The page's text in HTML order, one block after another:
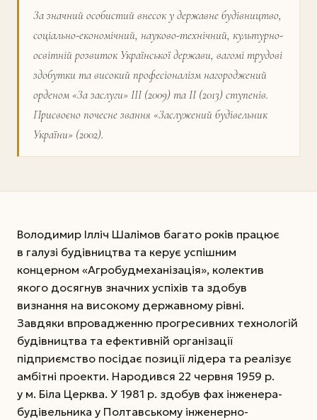
За значний особистий внесок у державне будівництво,
соціально-економічний, науково-технічний, культурно-
освітній розвиток Української держави, вагомі трудові
здобутки та високий професіоналізм нагороджений
орденом «За заслуги» ІІІ (2009) та ІІ (2013) ступенів.
Присвоєно почесне звання «Заслужений будівельник
України» (2002).
Володимир Ілліч Шалімов багато років працює
в галузі будівництва та керує успішним
концерном «Агробудмеханізація», колектив
якого досягнув значних успіхів та здобув
визнання на високому державному рівні.
Завдяки впровадженню прогресивних технологій
будівництва та ефективній організації
підприємство посідає позиції лідера та реалізує
амбітні проекти. Народився 22 червня 1959 р.
у м. Біла Церква. У 1981 р. здобув фах інженера-
будівельника у Полтавському інженерно-